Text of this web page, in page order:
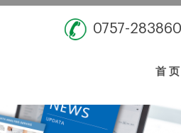
0757-
首 页